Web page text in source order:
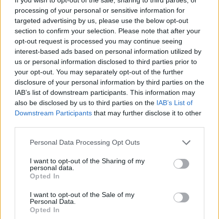
processing of your personal or sensitive information for
targeted advertising by us, please use the below opt-out
section to confirm your selection. Please note that after your
opt-out request is processed you may continue seeing
interest-based ads based on personal information utilized by
us or personal information disclosed to third parties prior to
your opt-out. You may separately opt-out of the further
disclosure of your personal information by third parties on the
IAB’s list of downstream participants. This information may
also be disclosed by us to third parties on the IAB’s List of
Downstream Participants that may further disclose it to other
Personal Data Processing Opt Outs
I want to opt-out of the Sharing of my
personal data.
Opted In
I want to opt-out of the Sale of my
Personal Data.
Opted In
Odpovědět
RČ Radek Čuda 17.6.2026 12:19
Můžete se o té obrovské finanční náročnosti
trochu konkrétně rozepsat? A pak uvidíme,
jak je na tom vaše tvrzení, že sdružováním ji
obce nemohou snížit;-).
A koukám, že na sobě neustále pracujete,
teď už se montujete i do fungování veřejné
správy a jejího financování;-))).
Zbyněk Šeděnka
Je to velký problém, protože každá obec má své placené
zastupitelstvo a to odčerpává zbytečně finance. Vedlejší
Rakousko má zhruba stejně obyvatel jako my a je tam 1901